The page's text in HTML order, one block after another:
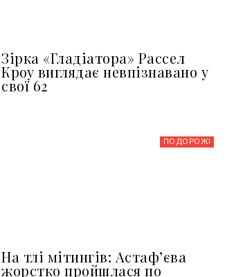
Зірка «Гладіатора» Рассел
Кроу виглядає невпізнавано у
свої 62
ПОДОРОЖІ
На тлі мітингів: Астафʼєва
жорстко пройшлася по